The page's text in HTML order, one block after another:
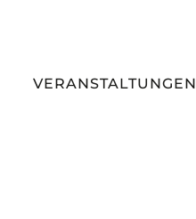
MASTODON
AUF LINKEDIN
VERANSTALTUNGEN